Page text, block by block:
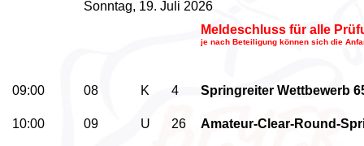
Sonntag, 19. Juli 2026
Meldeschluss für alle
je nach Beteiligung können sich die
09:00 08 K 4 Springreiter Wettbewerb
10:00 09 U 26 Amateur-Clear-Round-S